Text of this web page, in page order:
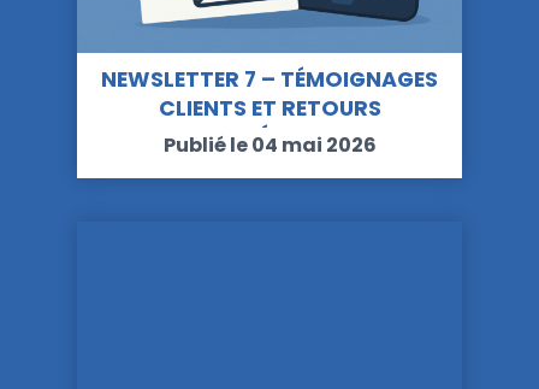
NEWSLETTER 7 – TÉMOIGNAGES
CLIENTS ET RETOURS
D’EXPÉRIENCE
Publié le 04 mai 2026